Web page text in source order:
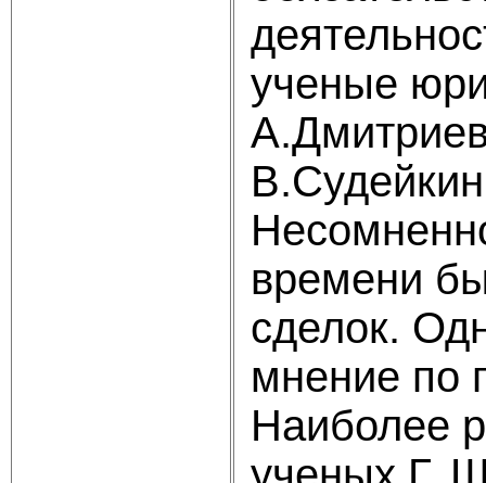
ученые
времени
сделок.
мнение по
Наиболее